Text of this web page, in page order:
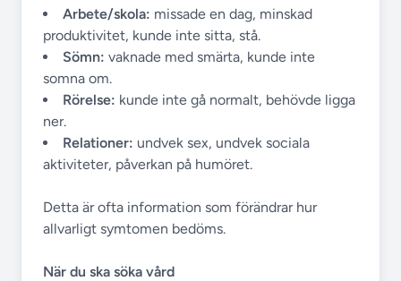
Arbete/skola: missade en dag, minskad
produktivitet, kunde inte sitta, stå.
Sömn: vaknade med smärta, kunde inte
somna om.
Rörelse: kunde inte gå normalt, behövde ligga
ner.
Relationer: undvek sex, undvek sociala
aktiviteter, påverkan på humöret.
Detta är ofta information som förändrar hur
allvarligt symtomen bedöms.
När du ska söka vård